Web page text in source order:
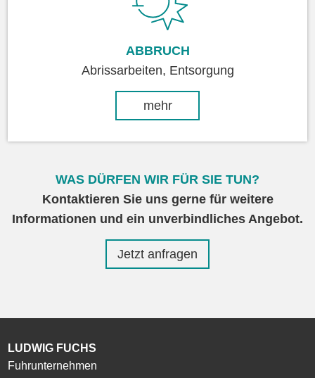
ABBRUCH
Abrissarbeiten, Entsorgung
mehr
WAS DÜRFEN WIR FÜR SIE TUN?
Kontaktieren Sie uns gerne für weitere
Informationen und ein unverbindliches Angebot.
Jetzt anfragen
LUDWIG FUCHS
Fuhrunternehmen